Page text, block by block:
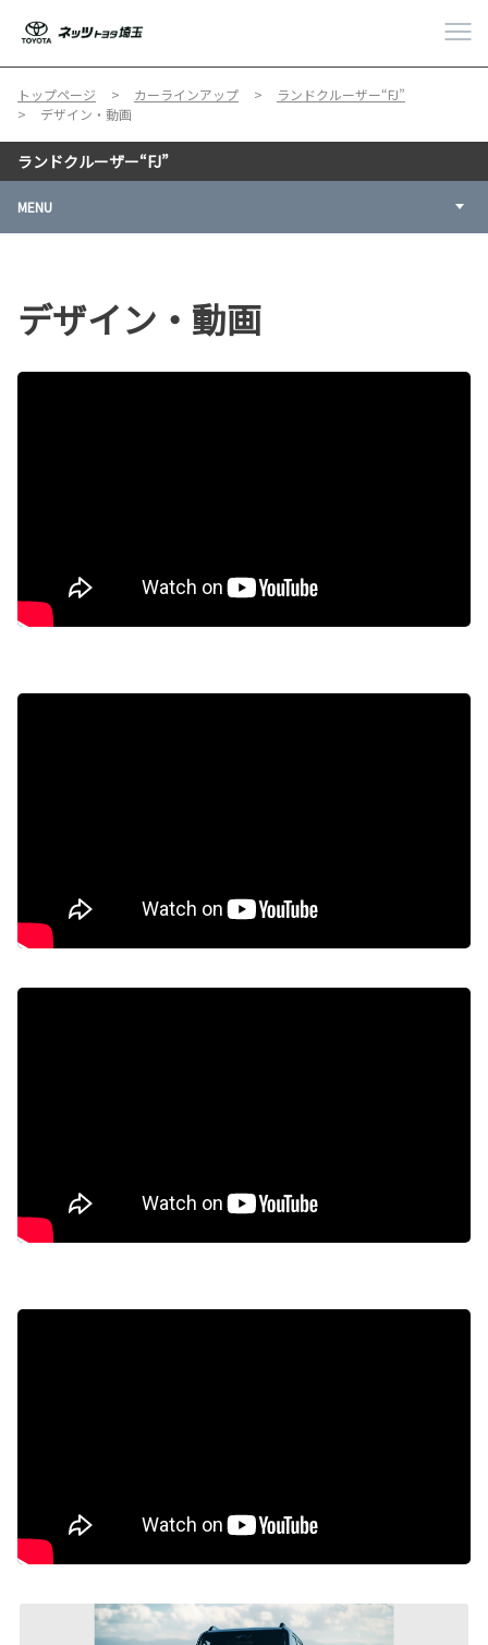
トップページ カーラインアップ
ランドクルーザー“FJ”
デザイン・動画
ランドクルーザー“FJ”
MENU
デザイン・動画